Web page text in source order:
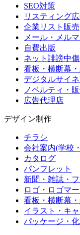
SEO対策
リスティング
企業リスト販売
メール・メル
自費出版
ネット誹謗中
看板・横断幕
デジタルサイ
ノベルティ・
広告代理店
デザイン制作
チラシ
会社案内(学校
カタログ
パンフレット
新聞・雑誌・
ロゴ・ロゴマ
看板・横断幕
イラスト・キ
パッケージ・